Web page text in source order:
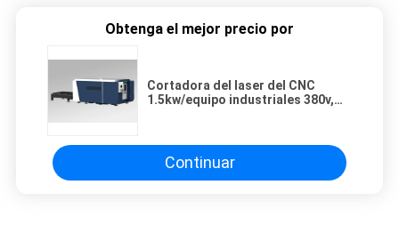
Obtenga el mejor precio por
Cortadora del laser del CNC
1.5kw/equipo industriales 380v,
Continuar